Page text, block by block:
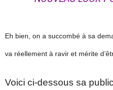
Eh bien, on a succombé à sa
va réellement à ravir et mérite
Voici ci-dessous sa